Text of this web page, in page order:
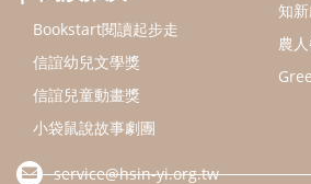
認識信誼 合作洽談 智慧財產權聲明
本網站建議使用IE9(含以上)或 Google
信誼基金會/上誼文化實業股份有限公司 版